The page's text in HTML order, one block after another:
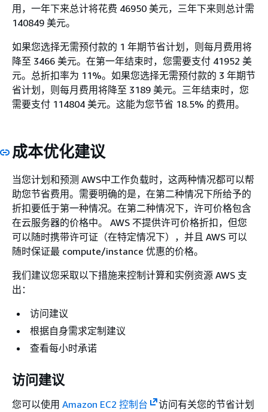
用，一年下来总计将花费 46950 美元，三年下来则总计需
140849 美元。
如果您选择无需预付款的 1 年期节省计划，则每月费用将
降至 3466 美元。在第一年结束时，您需要支付 41952 美
元。总折扣率为 11%。如果您选择无需预付款的 3 年期节
省计划，则每月费用将降至 3189 美元。三年结束时，您
需要支付 114804 美元。这能为您节省 18.5% 的费用。
成本优化建议
当您计划和预测 AWS中工作负载时，这两种情况都可以帮
助您节省费用。需要明确的是，在第二种情况下所给予的
折扣要低于第一种情况。在第二种情况下，许可价格包含
在云服务器的价格中。 AWS 不提供许可价格折扣，但您
可以随时携带许可证（在特定情况下），并且 AWS 可以
随时保证最 compute/instance 优惠的价格。
我们建议您采取以下措施来控制计算和实例资源 AWS 支
出：
访问建议
根据自身需求定制建议
查看每小时承诺
访问建议
您可以使用 Amazon EC2 控制台
访问有关您的节省计划